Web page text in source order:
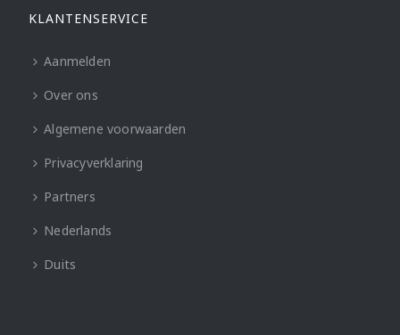
KLANTENSERVICE
Aanmelden
Over ons
Algemene voorwaarden
Privacyverklaring
Partners
Nederlands
Duits